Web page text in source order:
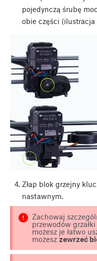
pojedynczą śrubę
obie części (ilustracja
Złap blok grzejny
nastawnym.
Zachowaj
przewodów
możesz je łatwo
możeszzewrzeć